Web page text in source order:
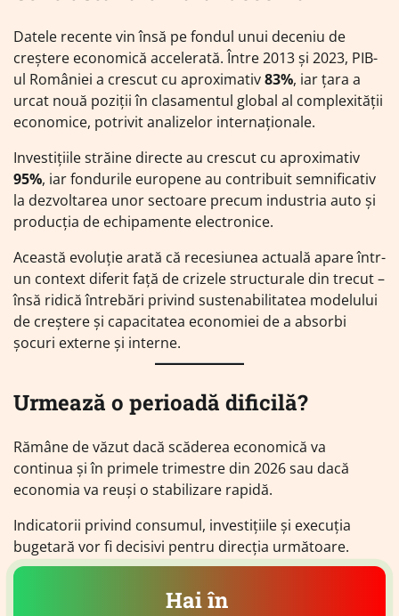
Datele recente vin însă pe fondul unui deceniu de
creștere economică accelerată. Între 2013 și 2023, PIB-
ul României a crescut cu aproximativ83%, iar țara a
urcat nouă poziții în clasamentul global al complexității
economice, potrivit analizelor internaționale.
Investițiile străine directe au crescut cu aproximativ
95%, iar fondurile europene au contribuit semnificativ
la dezvoltarea unor sectoare precum industria auto și
producția de echipamente electronice.
Această evoluție arată că recesiunea actuală apare într-
un context diferit față de crizele structurale din trecut –
însă ridică întrebări privind sustenabilitatea modelului
de creștere și capacitatea economiei de a absorbi
șocuri externe și interne.
Urmează o perioadă dificilă?
Rămâne de văzut dacă scăderea economică va
continua și în primele trimestre din 2026 sau dacă
economia va reuși o stabilizare rapidă.
Indicatorii privind consumul, investițiile și execuția
bugetară vor fi decisivi pentru direcția următoare.
Hai în